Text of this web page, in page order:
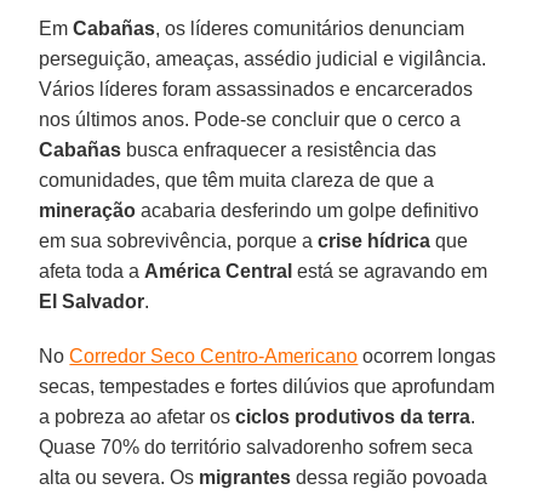
EmCabañas, os líderes comunitários denunciam
perseguição, ameaças, assédio judicial e vigilância.
Vários líderes foram assassinados e encarcerados
nos últimos anos. Pode-se concluir que o cerco a
Cabañas busca enfraquecer a resistência das
comunidades, que têm muita clareza de que a
mineração acabaria desferindo um golpe definitivo
em sua sobrevivência, porque acrise hídrica que
afeta toda a América Central está se agravando em
El Salvador.
NoCorredor Seco Centro-Americano ocorrem longas
secas, tempestades e fortes dilúvios que aprofundam
a pobreza ao afetar osciclos produtivos da terra.
Quase 70% do território salvadorenho sofrem seca
alta ou severa. Os migrantes dessa região povoada